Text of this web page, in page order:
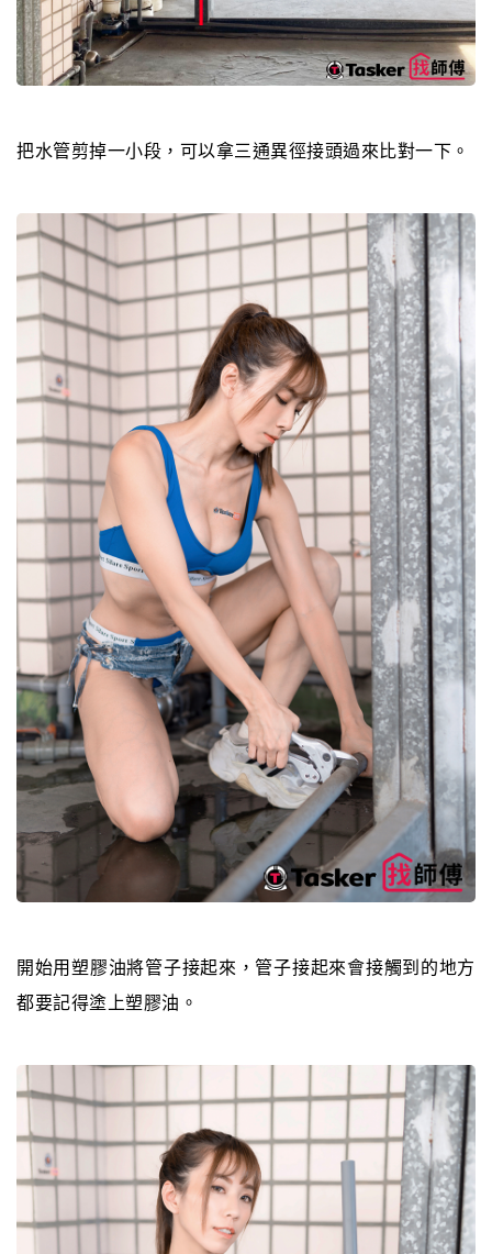
把水管剪掉一小段，可以拿三通異徑接頭過來比對一下。
開始用塑膠油將管子接起來，管子接起來會接觸到的地方
都要記得塗上塑膠油。